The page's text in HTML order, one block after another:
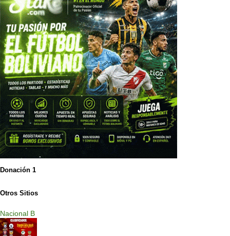
Donación 1
Otros Sitios
Nacional B